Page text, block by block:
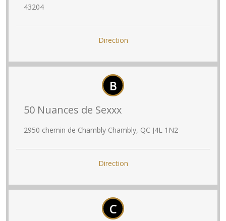
43204
Direction
B
50 Nuances de Sexxx
2950 chemin de Chambly Chambly, QC J4L 1N2
Direction
C